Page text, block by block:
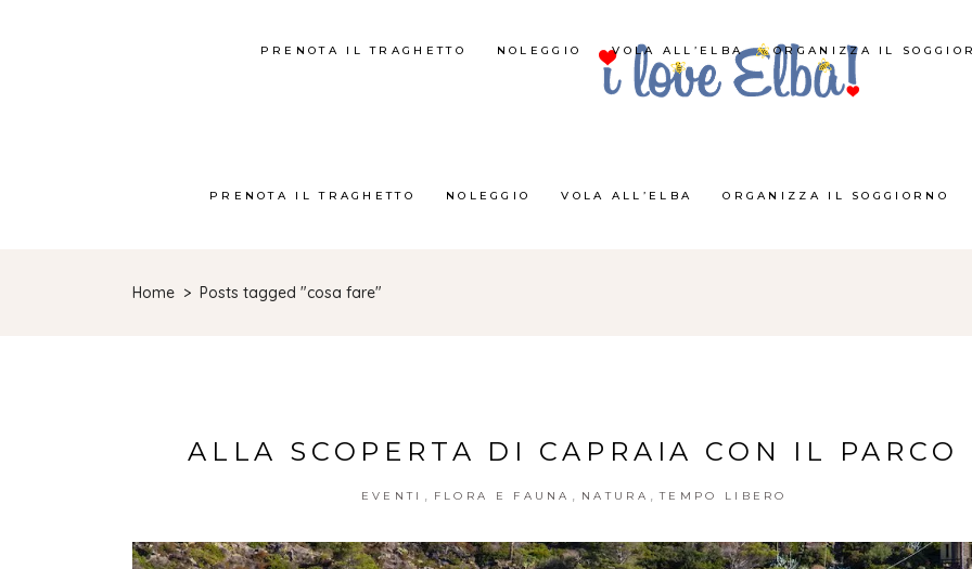
PRENOTA IL TRAGHETTO NOLEGGIO VOLA ALL’ELBA ORGANIZZA IL SOGGIORNO
PRENOTA IL TRAGHETTO NOLEGGIO VOLA ALL’ELBA ORGANIZZA IL
Home > Posts tagged "cosa fare"
ALLA SCOPERTA DI CAPRAIA CON IL PARCO
EVENTI FLORA E FAUNA NATURA TEMPO LIBERO